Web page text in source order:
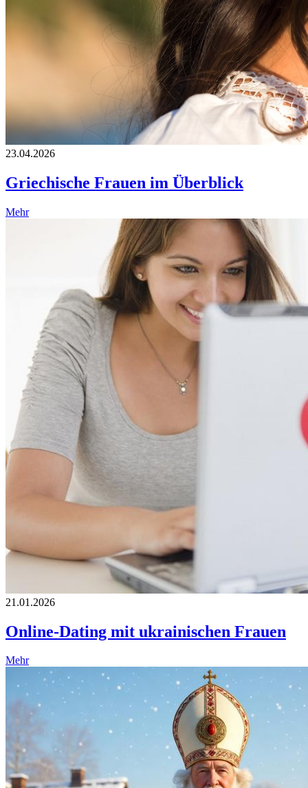
23.04.2026
Griechische Frauen im Überblick
Mehr
21.01.2026
Online-Dating mit ukrainischen Frauen
Mehr